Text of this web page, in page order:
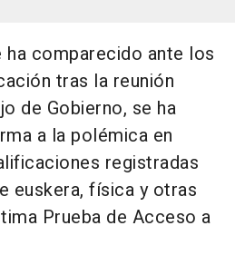
ha comparecido ante los
tras la reunión
de Gobierno, se ha
a la polémica en
registradas
euskera, física y otras
Prueba de Acceso a